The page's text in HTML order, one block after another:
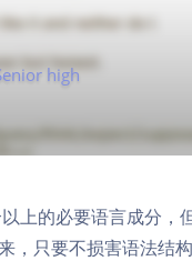
high
上的必要语言成分，
，只要不损害语法结